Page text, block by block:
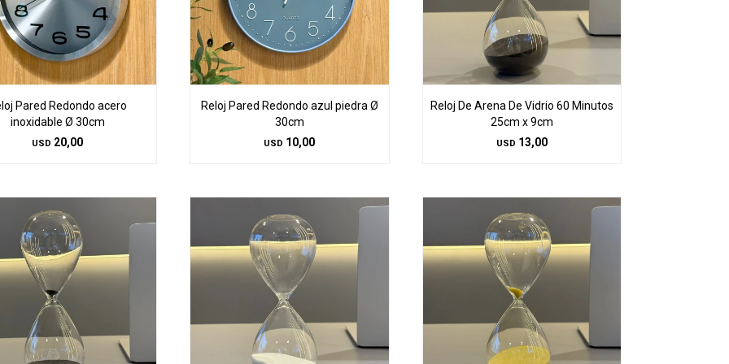
Pared Redondo acero
inoxidable Ø 30cm
USD 20,00
Reloj Pared Redondo azul piedra Ø
30cm
USD 10,00
Reloj De Arena De Vidrio 60 Minutos
25cm x 9cm
USD 13,00